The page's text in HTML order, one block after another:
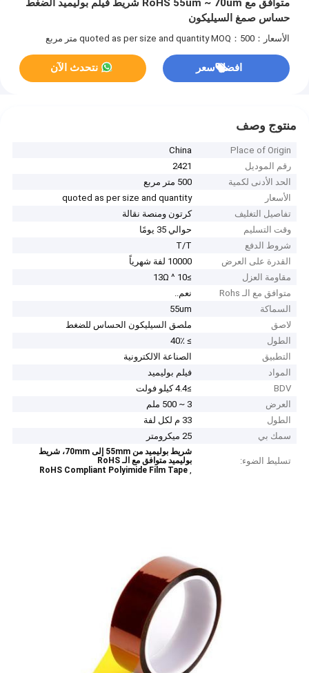
متوافق مع RoHS 55um ~ 70um شريط فيلم بوليميد الضغط
حساس صمغ السيليكون
الأسعار：quoted as per size and quantity MOQ：500 متر مربع
افضل سعر نتحدث الآن
منتوج وصف
Place of Origin
China
رقم الموديل
2421
الحد الأدنى لكمية
500 متر مربع
الأسعار
quoted as per size and quantity
تفاصيل التغليف
كرتون ومنصة نقالة
وقت التسليم
حوالي 35 يومًا
شروط الدفع
T/T
القدرة على العرض
10000 لفة شهرياً
مقاومة العزل
≥10 ^ 13Ω
متوافق مع الـ Rohs
نعم..
السماكة
55um
لاصق
ملصق السيليكون الحساس للضغط
الطول
≥ 40٪
التطبيق
الصناعة الالكترونية
المواد
فيلم بوليميد
BDV
≥4.4 كيلو فولت
العرض
3 ~ 500 ملم
الطول
33 م لكل لفة
سمك بي
25 ميكرومتر
تسليط الضوء:
شريط بوليميد من 55mm إلى 70mm، شريط
بوليميد متوافق مع الـ RoHS
,
RoHS Compliant Polyimide Film Tape